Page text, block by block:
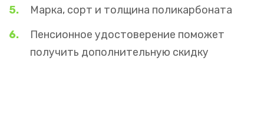
Марка, сорт и толщина поликарбоната
Пенсионное удостоверение поможет
получить дополнительную скидку